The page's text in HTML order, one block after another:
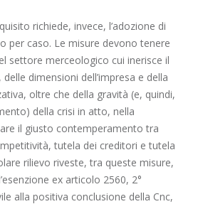
richiede, invece, l’adozione di
per caso. Le misure devono tenere
settore merceologico cui inerisce il
dimensioni dell’impresa e della
oltre che della gravità (e, quindi,
della crisi in atto, nella
il giusto contemperamento tra
tutela dei creditori e tutela
rilievo riveste, tra queste misure,
ex articolo 2560, 2°
alla positiva conclusione della Cnc,